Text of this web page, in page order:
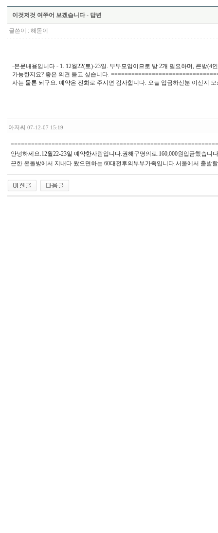
이것저것 여쭈어 보겠습니다 - 답변
글쓴이 : 해돋이
-본문내용입니다 - 1. 12월22(토)-23일. 부부모임이므로 방 2개 필요하며, 큰방
가능한지요? 좋은 의견 듣고 싶습니다.
사는 물론 되구요. 예약은 전화로 주시면 감사합니다. 오늘 입금하신분 이신지
아저씨 07-12-07 15:19
안녕하세요.12월22-23일 예약한사람입니다.권해구명의로.160,000원입금했습
끈한 온돌방에서 지내다 왔으면하는 60대전후의부부가족입니다.서울에서 출발